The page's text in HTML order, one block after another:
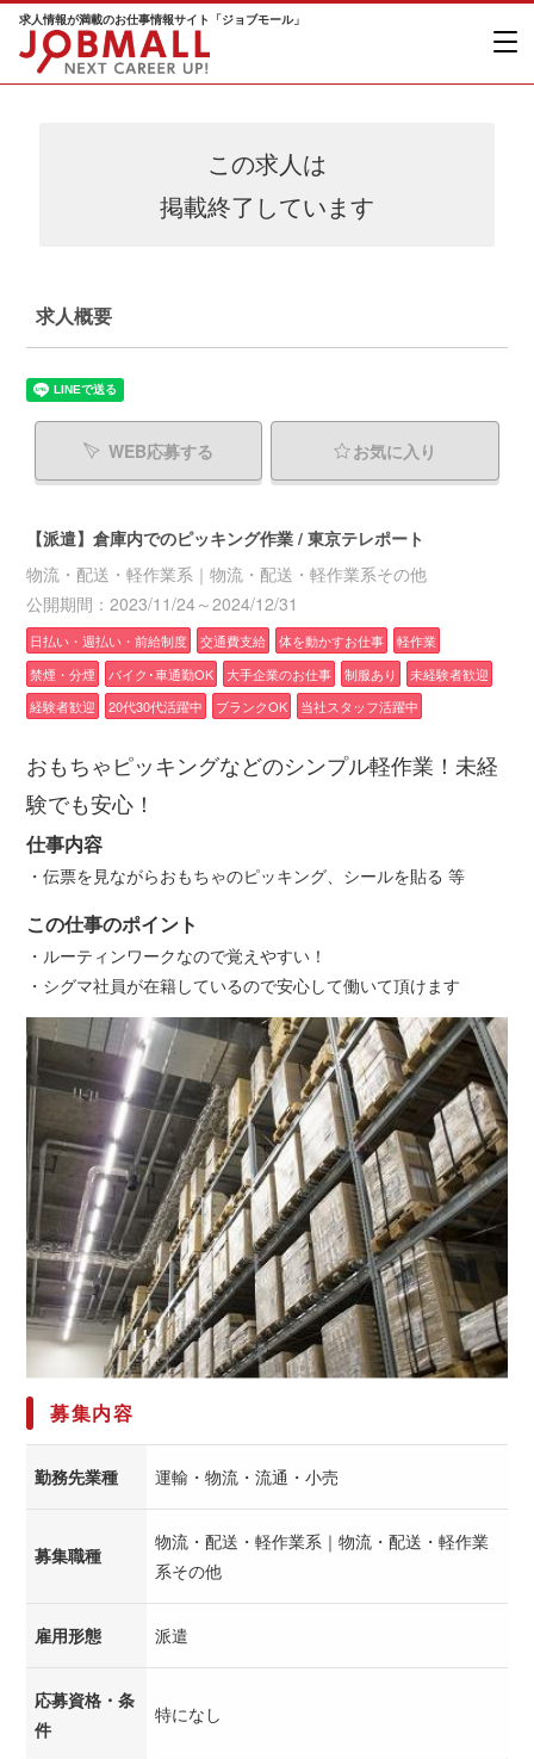
求人情報が満載のお仕事情報サイト「ジョブモール」
この求人は
掲載終了しています
求人概要
WEB応募する お気に入り
【派遣】倉庫内でのピッキング作業 / 東京テレポート
物流・配送・軽作業系｜物流・配送・軽作業系その他
公開期間：2023/11/24～2024/12/31
日払い・週払い・前給制度 交通費支給 体を動かすお仕事
軽作業
禁煙・分煙
バイク･車通勤OK 大手企業のお仕事 制服あり
未経験者歓迎
経験者歓迎
20代30代活躍中 ブランクOK 当社スタッフ活躍中
おもちゃピッキングなどのシンプル軽作業！未経
験でも安心！
仕事内容
・伝票を見ながらおもちゃのピッキング、シールを貼る 等
この仕事のポイント
・ルーティンワークなので覚えやすい！
・シグマ社員が在籍しているので安心して働いて頂けます
募集内容
勤務先業種 運輸・物流・流通・小売
募集職種
物流・配送・軽作業系｜物流・配送・軽作業
系その他
雇用形態 派遣
応募資格・条
件
特になし